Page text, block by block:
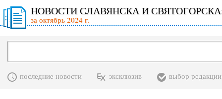
НОВОСТИ СЛАВЯНСКА И
за октябрь 2024 г.
последние новости эксклюзив выбор редакции